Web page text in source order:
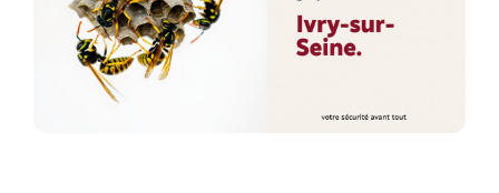
TARIFS